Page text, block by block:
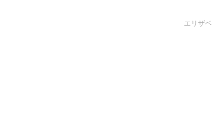
エリザ